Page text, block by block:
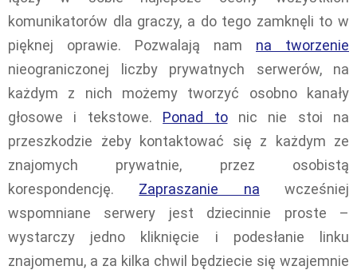
komunikatorów dla graczy, a do tego zamknęli to w
pięknej oprawie. Pozwalają nam na tworzenie
nieograniczonej liczby prywatnych serwerów, na
każdym z nich możemy tworzyć osobno kanały
głosowe i tekstowe. Ponad tonic nie stoi na
przeszkodzie żeby kontaktować się z każdym ze
znajomych prywatnie, przez osobistą
korespondencję. Zapraszanie na wcześniej
wspomniane serwery jest dziecinnie proste –
wystarczy jedno kliknięcie i podesłanie linku
znajomemu, a za kilka chwil będziecie się wzajemnie